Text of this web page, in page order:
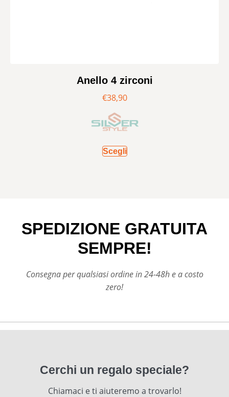
Anello 4 zirconi
€38,90
Scegli
SPEDIZIONE GRATUITA
SEMPRE!
Consegna per qualsiasi ordine in 24-48h e a costo
zero!
Cerchi un regalo speciale?
Chiamaci e ti aiuteremo a trovarlo!